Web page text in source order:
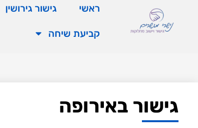
ראשי גישור גירושין
קביעת שיחה
גישור באירופה